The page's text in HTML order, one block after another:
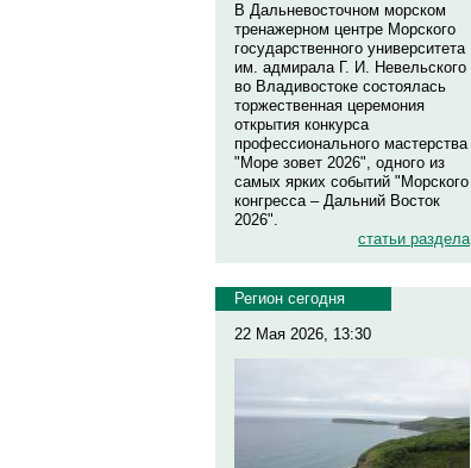
В Дальневосточном морском
тренажерном центре Морского
государственного университета
им. адмирала Г. И. Невельского
во Владивостоке состоялась
торжественная церемония
открытия конкурса
профессионального мастерства
"Море зовет 2026", одного из
самых ярких событий "Морского
конгресса – Дальний Восток
2026".
статьи раздела
Регион сегодня
22 Мая 2026, 13:30